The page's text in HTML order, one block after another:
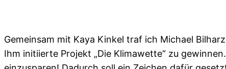
Gemeinsam mit Kaya Kinkel traf ich Michael
Ihm initiierte Projekt „Die Klimawette“ zu